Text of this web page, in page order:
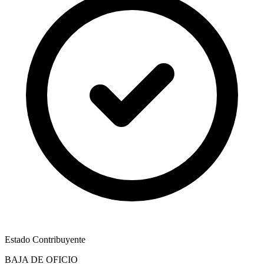
Estado Contribuyente
BAJA DE OFICIO